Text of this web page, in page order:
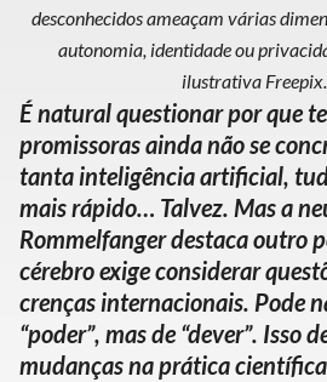
desconhecidos ameaçam várias
autonomia, identidade ou
ilustrativa
É natural questionar por que
promissoras ainda não se
tanta inteligência artificial,
mais rápido… Talvez. Mas a
Rommelfanger destaca outro
cérebro exige considerar
crenças internacionais. Pode
“poder”, mas de “dever”. Isso
mudanças na prática